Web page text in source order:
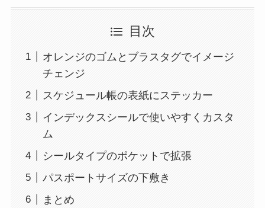
目次
オレンジのゴムとブラスタグでイメージ
チェンジ
スケジュール帳の表紙にステッカー
インデックスシールで使いやすくカスタ
ム
シールタイプのポケットで拡張
パスポートサイズの下敷き
まとめ